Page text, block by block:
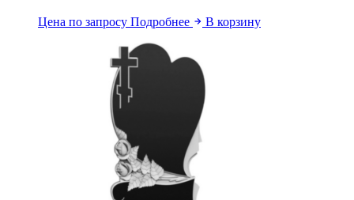
Цена по запросу Подробнее В корзину